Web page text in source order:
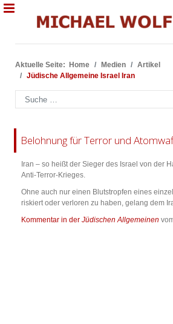
Aktuelle Seite: Home Medien
Artikel
Jüdische Allgemeine Israel Iran
Suchen
Belohnung für Terror und
Iran – so heißt der Sieger des Israel von der
Anti-Terror-Krieges.
Ohne auch nur einen Blutstropfen eines
riskiert oder verloren zu haben, gelang dem
Kommentar in der Jüdischen Allgemeinen